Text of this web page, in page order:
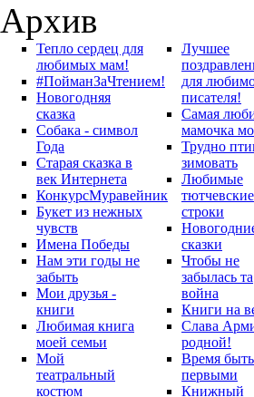
Архив
Тепло сердец для
любимых мам!
#ПойманЗаЧтением!
Новогодняя
сказка
Собака - символ
Года
Старая сказка в
век Интернета
КонкурсМуравейник
Букет из нежных
чувств
Имена Победы
Нам эти годы не
забыть
Мои друзья -
книги
Любимая книга
моей семьи
Мой
театральный
костюм
Лучшее
для
писателя!
Самая
мамочка
Трудно
зимовать
Любимые
тютчевские
строки
сказки
Чтобы не
забылась та
война
Книги на
Слава
родной!
Время быть
первыми
Книжный